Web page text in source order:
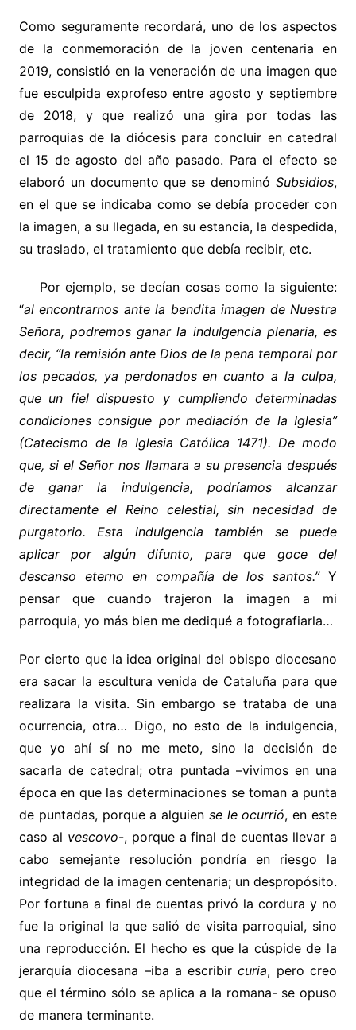
Como seguramente recordará, uno de los aspectos
de la conmemoración de la joven centenaria en
2019, consistió en la veneración de una imagen que
fue esculpida exprofeso entre agosto y septiembre
de 2018, y que realizó una gira por todas las
parroquias de la diócesis para concluir en catedral
el 15 de agosto del año pasado. Para el efecto se
elaboró un documento que se denominóSubsidios,
en el que se indicaba como se debía proceder con
la imagen, a su llegada, en su estancia, la despedida,
su traslado, el tratamiento que debía recibir, etc.
Por ejemplo, se decían cosas como la siguiente:
“al encontrarnos ante la bendita imagen de Nuestra
Señora, podremos ganar la indulgencia plenaria, es
decir, “la remisión ante Dios de la pena temporal por
los pecados, ya perdonados en cuanto a la culpa,
que un fiel dispuesto y cumpliendo determinadas
condiciones consigue por mediación de la Iglesia”
(Catecismo de la Iglesia Católica 1471). De modo
que, si el Señor nos llamara a su presencia después
de ganar la indulgencia, podríamos alcanzar
directamente el Reino celestial, sin necesidad de
purgatorio. Esta indulgencia también se puede
aplicar por algún difunto, para que goce del
descanso eterno en compañía de los santos.”Y
pensar que cuando trajeron la imagen a mi
parroquia, yo más bien me dediqué a fotografiarla…
Por cierto que la idea original del obispo diocesano
era sacar la escultura venida de Cataluña para que
realizara la visita. Sin embargo se trataba de una
ocurrencia, otra… Digo, no esto de la indulgencia,
que yo ahí sí no me meto, sino la decisión de
sacarla de catedral; otra puntada –vivimos en una
época en que las determinaciones se toman a punta
de puntadas, porque a alguien se le ocurrió, en este
caso al vescovo-, porque a final de cuentas llevar a
cabo semejante resolución pondría en riesgo la
integridad de la imagen centenaria; un despropósito.
Por fortuna a final de cuentas privó la cordura y no
fue la original la que salió de visita parroquial, sino
una reproducción. El hecho es que la cúspide de la
jerarquía diocesana –iba a escribircuria, pero creo
que el término sólo se aplica a la romana- se opuso
de manera terminante.